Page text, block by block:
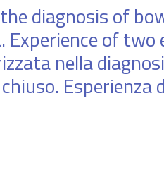
diagnosis of
of two
nella
Esperienza